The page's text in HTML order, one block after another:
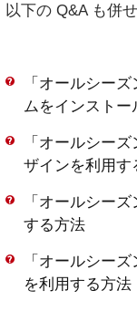
以下の Q&A も併
「オールシー
ムをインストー
「オールシー
ザインを利用す
「オールシー
する方法
「オールシー
を利用する方法